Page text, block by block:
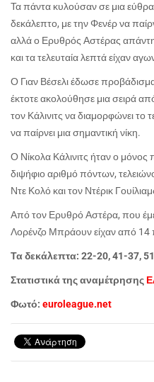
Τα πάντα κυλούσαν σε μια
δεκάλεπτο, με την Φενέρ να
αλλά ο Ερυθρός Αστέρας
και τα τελευταία λεπτά είχαν
Ο Γιαν Βέσελι έδωσε
έκτοτε ακολούθησε μια σειρά
τον Κάλινιτς να διαμορφώνει το
να παίρνει μια σημαντική νίκη.
Ο Νίκολα Κάλινιτς ήταν ο
διψήφιο αριθμό πόντων,
Ντε Κολό και τον Ντέρικ
Από τον Ερυθρό Αστέρα, που
Λορένζο Μπράουν είχαν από 14
Τα δεκάλεπτα: 22-20, 41-37,
Στατιστικά της αναμέτρησης
Φωτό: euroleague.net